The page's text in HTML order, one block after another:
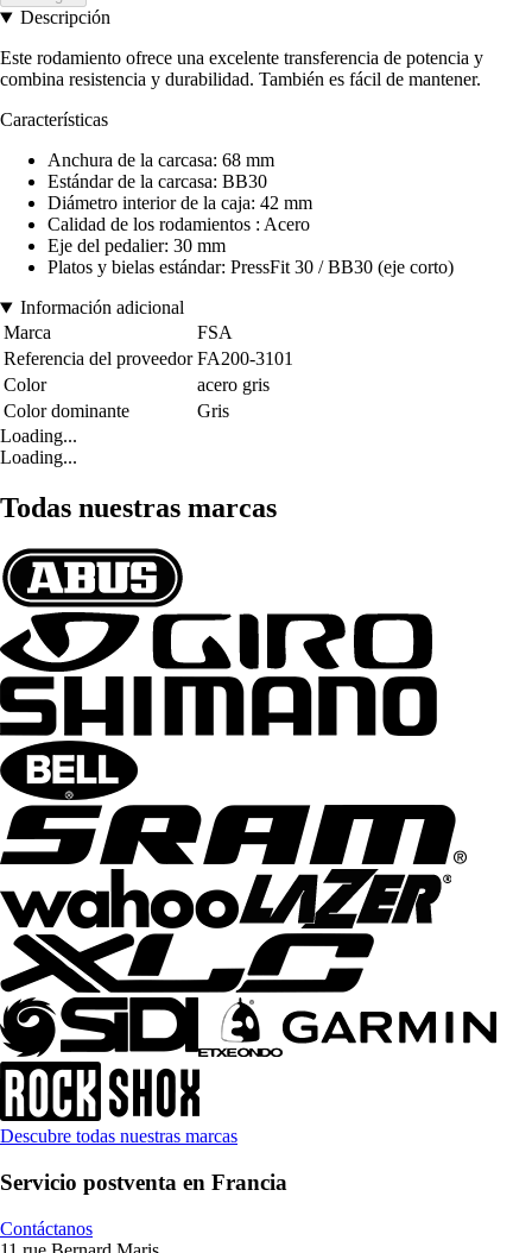
Descripción
Este rodamiento ofrece una excelente transferencia de potencia y
combina resistencia y durabilidad. También es fácil de mantener.
Características
Anchura de la carcasa: 68 mm
Estándar de la carcasa: BB30
Diámetro interior de la caja: 42 mm
Calidad de los rodamientos : Acero
Eje del pedalier: 30 mm
Platos y bielas estándar: PressFit 30 / BB30 (eje corto)
Información adicional
Marca
FSA
Referencia del proveedor FA200-3101
Color
acero gris
Color dominante
Gris
Loading...
Loading...
Todas nuestras marcas
Descubre todas nuestras marcas
Servicio postventa en Francia
Contáctanos